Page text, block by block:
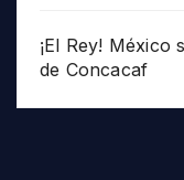
¡El Rey!
de Concacaf